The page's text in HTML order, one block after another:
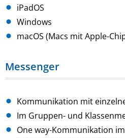
iPadOS
Windows
macOS (Macs mit Apple-
Messenger
Kommunikation mit
Im Gruppen- und
One way-Kommunikation